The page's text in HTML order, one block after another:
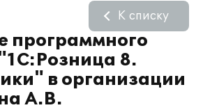
программного
8.
в организации
А.В.
К списку